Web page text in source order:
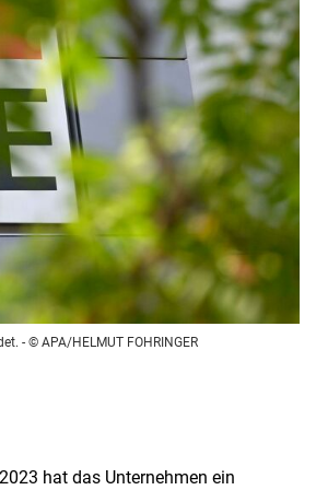
- © APA/HELMUT FOHRINGER
hat das Unternehmen ein